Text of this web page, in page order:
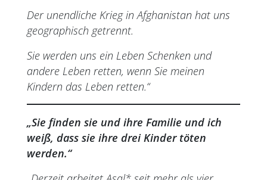
Der unendliche Krieg in Afghanistan hat uns
geographisch getrennt.
Sie werden uns ein Leben Schenken und
andere Leben retten, wenn Sie meinen
Kindern das Leben retten.“
„Sie finden sie und ihre Familie und ich
weiß, dass sie ihre drei Kinder töten
werden.“